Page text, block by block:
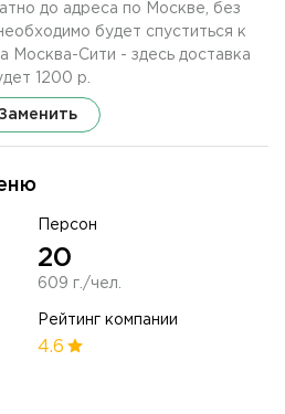
Персон
20
609 г./чел.
Рейтинг компании
4.6
до адреса по Москве, без
будет спуститься к
Москва-Сити - здесь доставка
1200 р.